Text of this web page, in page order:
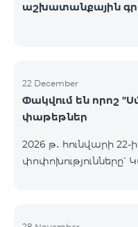
աշխատանքային
22 December
Փակվում են որոշ
փաթեթներ
2026 թ․ հունվարի